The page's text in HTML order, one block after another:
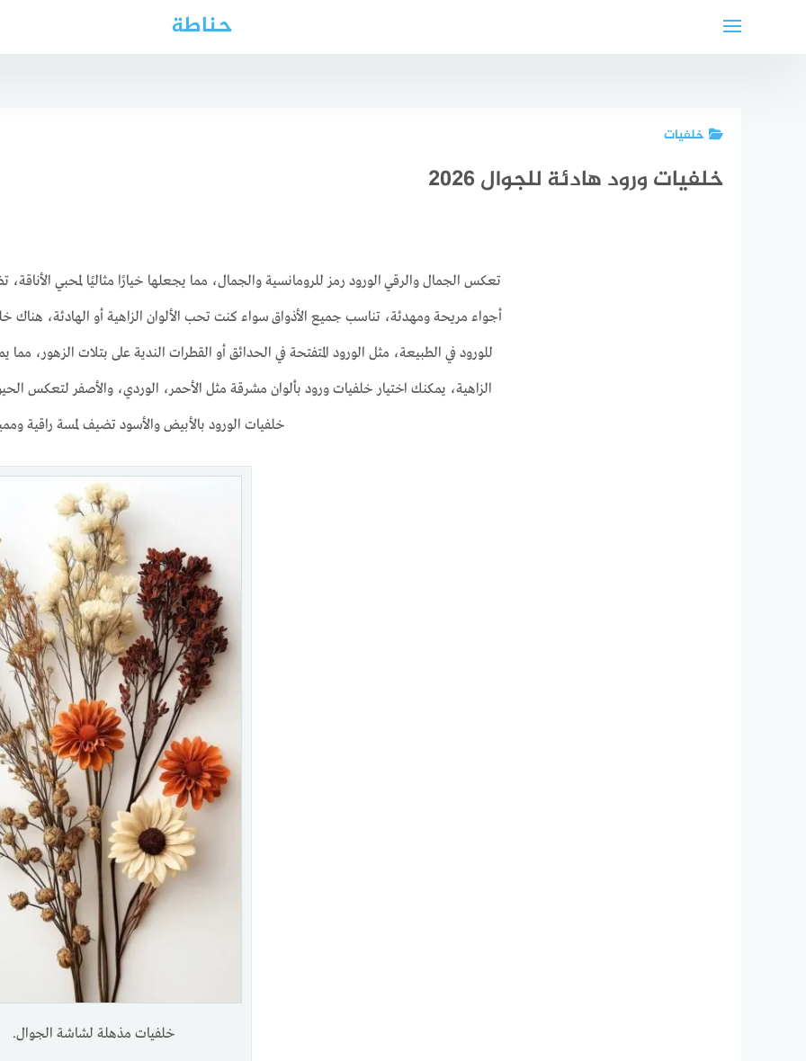
حناطة
خلفيات
خلفيات ورود هادئة للجوال 2026
تعكس الجمال والرقي الورود رمز للرومانسية والجمال، مما يجعلها خيارًا مثاليًا لمحبي
أجواء مريحة ومهدئة، تناسب جميع الأذواق سواء كنت تحب الألوان الزاهية أو الهادئة،
للورود في الطبيعة، مثل الورود المتفتحة في الحدائق أو القطرات الندية على بتلات الزهور،
الزاهية، يمكنك اختيار خلفيات ورود بألوان مشرقة مثل الأحمر، الوردي، والأصفر لتعكس
خلفيات الورود بالأبيض والأسود تضيف لمسة راقية
خلفيات مذهلة لشاشة الجوال.